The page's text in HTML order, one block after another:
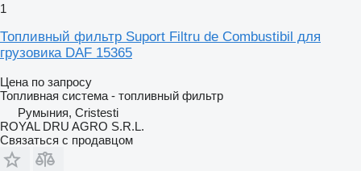
1
Топливный фильтр Suport Filtru de Combustibil для
грузовика DAF 15365
Цена по запросу
Топливная система - топливный фильтр
Румыния, Cristesti
ROYAL DRU AGRO S.R.L.
Связаться с продавцом